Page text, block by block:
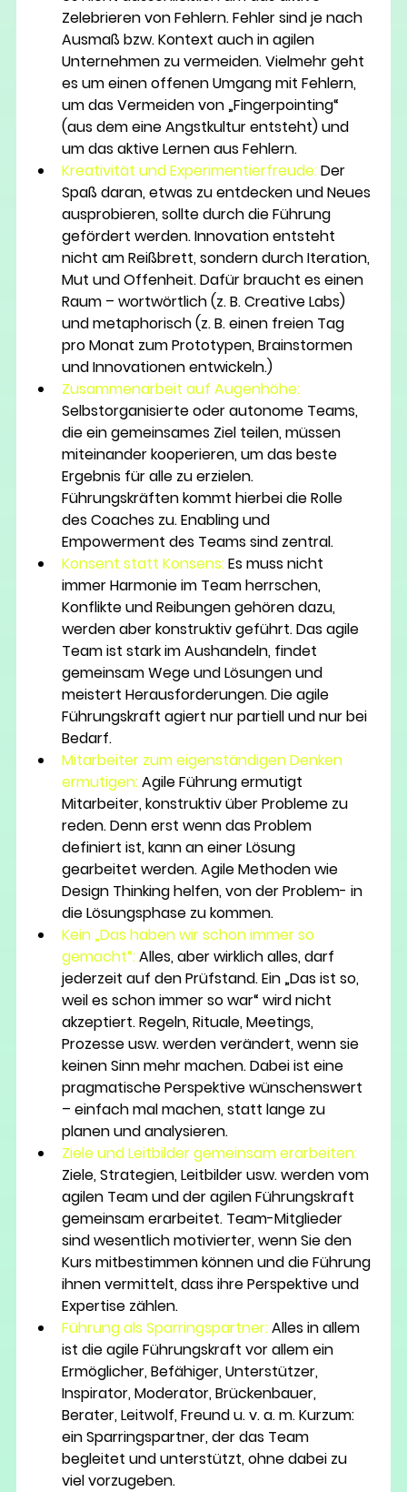
Zelebrieren von Fehlern. Fehler sind je nach
Ausmaß bzw. Kontext auch in agilen
Unternehmen zu vermeiden. Vielmehr geht
es um einen offenen Umgang mit Fehlern,
um das Vermeiden von „Fingerpointing“
(aus dem eine Angstkultur entsteht) und
um das aktive Lernen aus Fehlern.
Kreativität und Experimentierfreude:Der
Spaß daran, etwas zu entdecken und Neues
ausprobieren, sollte durch die Führung
gefördert werden. Innovation entsteht
nicht am Reißbrett, sondern durch Iteration,
Mut und Offenheit. Dafür braucht es einen
Raum – wortwörtlich (z. B. Creative Labs)
und metaphorisch (z. B. einen freien Tag
pro Monat zum Prototypen, Brainstormen
und Innovationen entwickeln.)
Zusammenarbeit auf Augenhöhe:
Selbstorganisierte oder autonome Teams,
die ein gemeinsames Ziel teilen, müssen
miteinander kooperieren, um das beste
Ergebnis für alle zu erzielen.
Führungskräften kommt hierbei die Rolle
des Coaches zu. Enabling und
Empowerment des Teams sind zentral.
Konsent statt Konsens: Es muss nicht
immer Harmonie im Team herrschen,
Konflikte und Reibungen gehören dazu,
werden aber konstruktiv geführt. Das agile
Team ist stark im Aushandeln, findet
gemeinsam Wege und Lösungen und
meistert Herausforderungen. Die agile
Führungskraft agiert nur partiell und nur bei
Bedarf.
Mitarbeiter zum eigenständigen Denken
ermutigen:Agile Führung ermutigt
Mitarbeiter, konstruktiv über Probleme zu
reden. Denn erst wenn das Problem
definiert ist, kann an einer Lösung
gearbeitet werden. Agile Methoden wie
Design Thinking helfen, von der Problem- in
die Lösungsphase zu kommen.
Kein „Das haben wir schon immer so
gemacht“: Alles, aber wirklich alles, darf
jederzeit auf den Prüfstand. Ein „Das ist so,
weil es schon immer so war“ wird nicht
akzeptiert. Regeln, Rituale, Meetings,
Prozesse usw. werden verändert, wenn sie
keinen Sinn mehr machen. Dabei ist eine
pragmatische Perspektive wünschenswert
– einfach mal machen, statt lange zu
planen und analysieren.
Ziele und Leitbilder gemeinsam erarbeiten:
Ziele, Strategien, Leitbilder usw. werden vom
agilen Team und der agilen Führungskraft
gemeinsam erarbeitet. Team-Mitglieder
sind wesentlich motivierter, wenn Sie den
Kurs mitbestimmen können und die Führung
ihnen vermittelt, dass ihre Perspektive und
Expertise zählen.
Führung als Sparringspartner:Alles in allem
ist die agile Führungskraft vor allem ein
Ermöglicher, Befähiger, Unterstützer,
Inspirator, Moderator, Brückenbauer,
Berater, Leitwolf, Freund u. v. a. m. Kurzum:
ein Sparringspartner, der das Team
begleitet und unterstützt, ohne dabei zu
viel vorzugeben.